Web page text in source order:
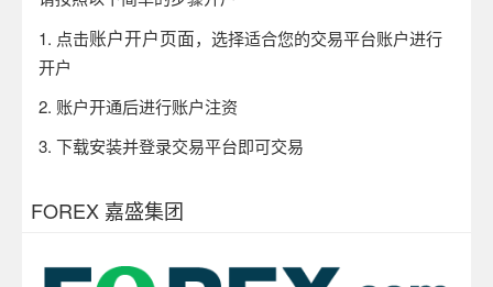
1. 点击账户开户页面，选择适合您的交易平台账户进行
开户
2. 账户开通后进行账户注资
3. 下载安装并登录交易平台即可交易
FOREX 嘉盛集团